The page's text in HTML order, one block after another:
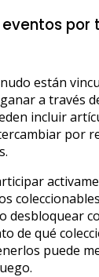
por
están
a través
incluir
por
desbloquear
de qué
puede